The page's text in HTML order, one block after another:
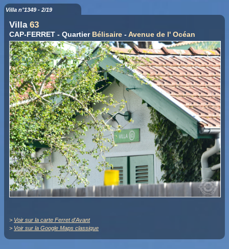
Villa n°1349 - 2/19
Villa 63
CAP-FERRET - Quartier Bélisaire - Avenue de l' Océan
> Voir sur la carte Ferret d'Avant
> Voir sur la Google Maps classique